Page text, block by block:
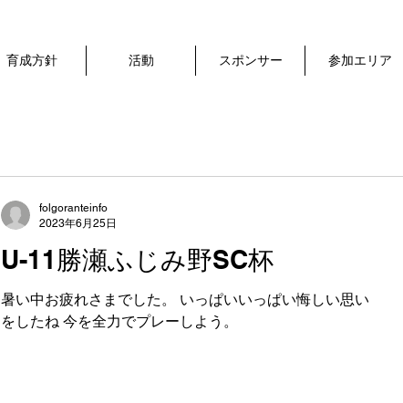
育成方針 活動 スポンサー 参加エリア
U-11勝瀬ふじみ野SC杯
暑い中お疲れさまでした。 いっぱいいっぱい悔しい思い
をしたね 今を全力でプレーしよう。
folgoranteinfo
2023年6月25日